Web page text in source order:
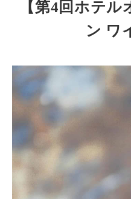
【第4回ホテ
ン ワ